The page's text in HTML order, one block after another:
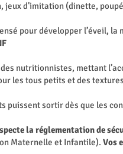
jeux d’imitation (dinette,
pour développer l’éveil,
nutritionnistes, mettant
les tous petits et des
puissent sortir dès que les
la réglementation de
Maternelle et Infantile). Vos